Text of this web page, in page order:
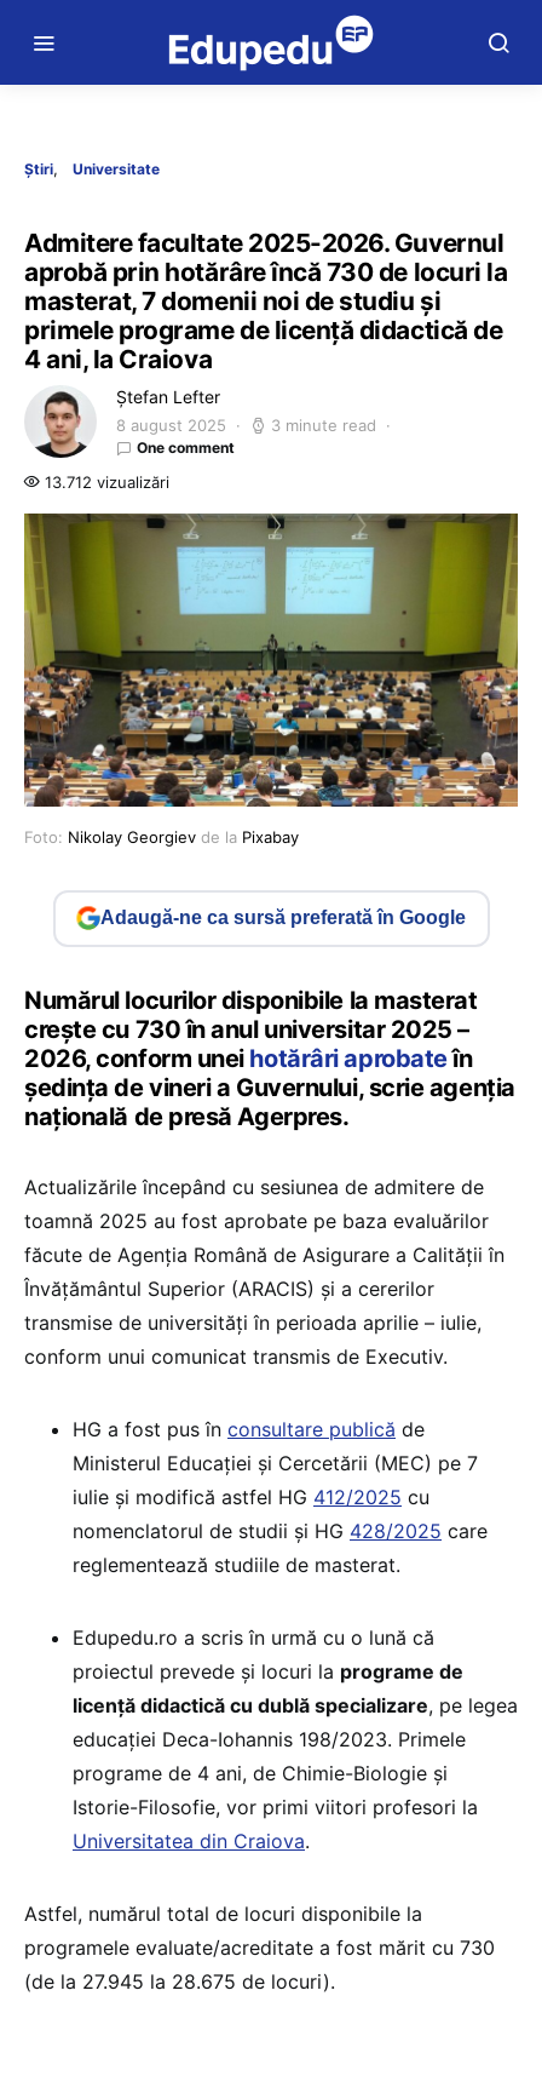
Știri Universitate
Admitere facultate 2025-2026. Guvernul
aprobă prin hotărâre încă 730 de locuri la
masterat, 7 domenii noi de studiu și
primele programe de licență didactică de
4 ani, la Craiova
Ștefan Lefter
8 august 2025 3 minute read
One comment
13.712 vizualizări
Foto: Nikolay Georgiev de la Pixabay
Adaugă-ne ca sursă preferată în Google
Numărul locurilor disponibile la masterat
creşte cu 730 în anul universitar 2025 –
2026, conform unei hotărâri aprobateîn
şedinţa de vineri a Guvernului, scrie agenția
națională de presă Agerpres.
Actualizările începând cu sesiunea de admitere de
toamnă 2025 au fost aprobate pe baza evaluărilor
făcute de Agenţia Română de Asigurare a Calităţii în
Învăţământul Superior (ARACIS) şi a cererilor
transmise de universităţi în perioada aprilie – iulie,
conform unui comunicat transmis de Executiv.
HG a fost pus în consultare publică de
Ministerul Educației și Cercetării (MEC) pe 7
iulie și modifică astfel HG 412/2025 cu
nomenclatorul de studii și HG 428/2025 care
reglementează studiile de masterat.
Edupedu.ro a scris în urmă cu o lună că
proiectul prevede și locuri la programe de
licență didactică cu dublă specializare, pe legea
educației Deca-Iohannis 198/2023. Primele
programe de 4 ani, de Chimie-Biologie și
Istorie-Filosofie, vor primi viitori profesori la
Universitatea din Craiova.
Astfel, numărul total de locuri disponibile la
programele evaluate/acreditate a fost mărit cu 730
(de la 27.945 la 28.675 de locuri).